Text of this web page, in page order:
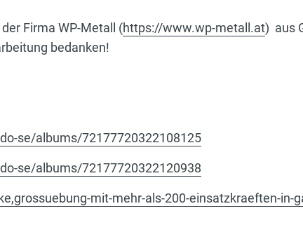
Firma WP-Metall (https://www.wp-metall.at) aus
bedanken!
se/albums/72177720322108125
se/albums/72177720322120938
mit-mehr-als-200-einsatzkraeften-in-